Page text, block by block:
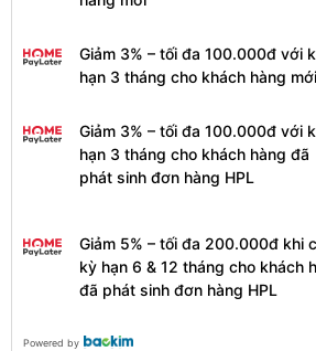
Giảm 3% – tối đa 100.000đ với
hạn 3 tháng cho khách hàng mới
Giảm 3% – tối đa 100.000đ với
hạn 3 tháng cho khách hàng đã
phát sinh đơn hàng HPL
Giảm 5% – tối đa 200.000đ khi
kỳ hạn 6 & 12 tháng cho khách
đã phát sinh đơn hàng HPL
Powered by